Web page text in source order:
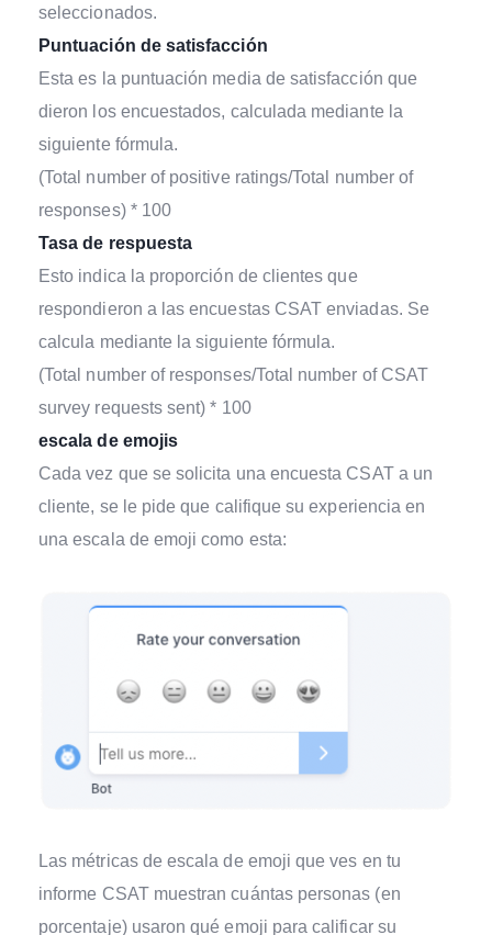
seleccionados.
Puntuación de satisfacción
Esta es la puntuación media de satisfacción que
dieron los encuestados, calculada mediante la
siguiente fórmula.
(Total number of positive ratings/Total number of
responses) * 100
Tasa de respuesta
Esto indica la proporción de clientes que
respondieron a las encuestas CSAT enviadas. Se
calcula mediante la siguiente fórmula.
(Total number of responses/Total number of CSAT
survey requests sent) * 100
escala de emojis
Cada vez que se solicita una encuesta CSAT a un
cliente, se le pide que califique su experiencia en
una escala de emoji como esta:
Las métricas de escala de emoji que ves en tu
informe CSAT muestran cuántas personas (en
porcentaje) usaron qué emoji para calificar su